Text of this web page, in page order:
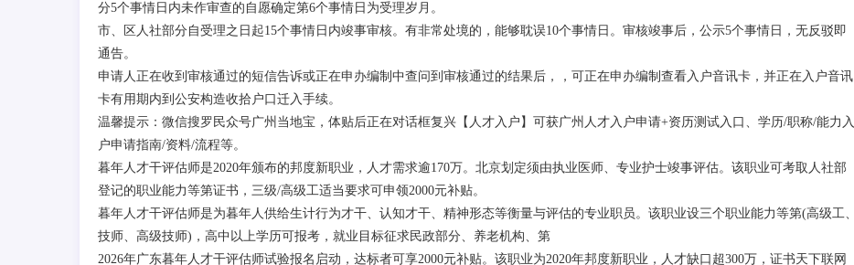
分5个事情日内未作审查的自愿确定第6个事情日为受理岁月。
市、区人社部分自受理之日起15个事情日内竣事审核。有非常处境的，能够耽误10个事情日。审核竣事后，公示5个事情日，无反驳即
通告。
申请人正在收到审核通过的短信告诉或正在申办编制中查问到审核通过的结果后，，可正在申办编制查看入户音讯卡，并正在入户音讯
卡有用期内到公安构造收拾户口迁入手续。
温馨提示：微信搜罗民众号广州当地宝，体贴后正在对话框复兴【人才入户】可获广州人才入户申请+资历测试入口、学历/职称/能力入
户申请指南/资料/流程等。
暮年人才干评估师是2020年颁布的邦度新职业，人才需求逾170万。北京划定须由执业医师、专业护士竣事评估。该职业可考取人社部
登记的职业能力等第证书，三级/高级工适当要求可申领2000元补贴。
暮年人才干评估师是为暮年人供给生计行为才干、认知才干、精神形态等衡量与评估的专业职员。该职业设三个职业能力等第(高级工、
技师、高级技师)，高中以上学历可报考，就业目标征求民政部分、养老机构、第
2026年广东暮年人才干评估师试验报名启动，达标者可享2000元补贴。该职业为2020年邦度新职业，人才缺口超300万，证书天下联网